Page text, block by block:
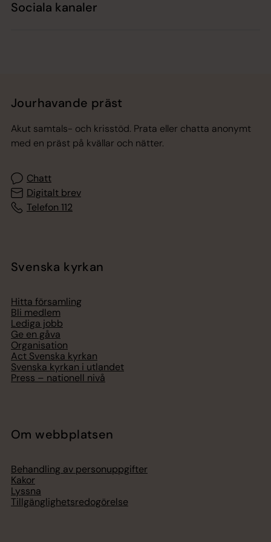
Sociala kanaler
Jourhavande präst
Akut samtals- och krisstöd. Prata eller chatta anonymt
med en präst på kvällar och nätter.
Chatt
Digitalt brev
Telefon 112
Svenska kyrkan
Hitta församling
Bli medlem
Lediga jobb
Ge en gåva
Organisation
Act Svenska kyrkan
Svenska kyrkan i utlandet
Press – nationell nivå
Om webbplatsen
Behandling av personuppgifter
Kakor
Lyssna
Tillgänglighetsredogörelse